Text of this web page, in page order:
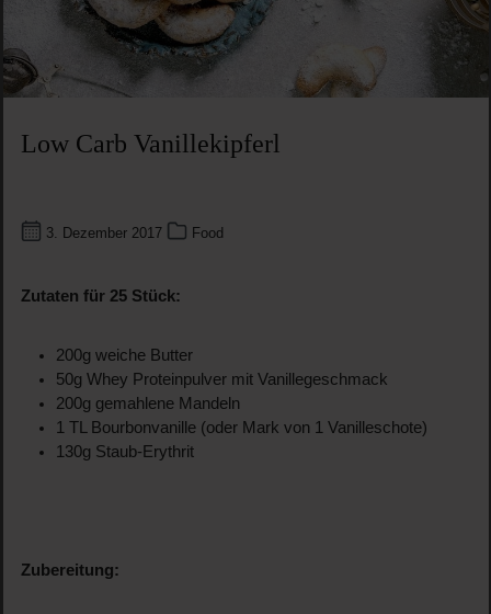
Low Carb Vanillekipferl
3. Dezember 2017 Food
Zutaten für 25 Stück:
200g weiche Butter
50g Whey Proteinpulver mit Vanillegeschmack
200g gemahlene Mandeln
1 TL Bourbonvanille (oder Mark von 1 Vanilleschote)
130g Staub-Erythrit
Zubereitung: